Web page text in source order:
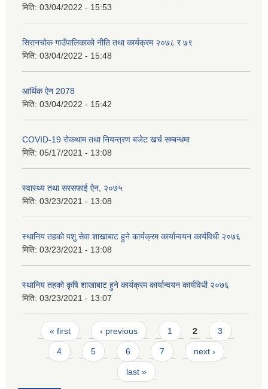
मिति: 03/04/2022 - 15:53
सिरानचोक गाउँपालिकाको नीति तथा कार्यक्रम २०७८ र ७९
मिति: 03/04/2022 - 15:48
आर्थिक ऐन 2078
मिति: 03/04/2022 - 15:42
COVID-19 रोकथाम तथा नियन्त्रण बजेट खर्च सम्बन्धमा
मिति: 05/17/2021 - 13:08
स्वास्थ्य तथा सरसफाई ऐन, २०७५
मिति: 03/23/2021 - 13:08
स्थानिय तहको पशु सेवा शाखाबाट हुने कार्यक्रम कार्यान्वयन कार्यविधी २०७६
मिति: 03/23/2021 - 13:08
स्थानिय तहको कृषि शाखाबाट हुने कार्यक्रम कार्यान्वयन कार्यविधी २०७६
मिति: 03/23/2021 - 13:07
Pages
« first ‹ previous 1 2 3
4 5 6 7 next ›
last »